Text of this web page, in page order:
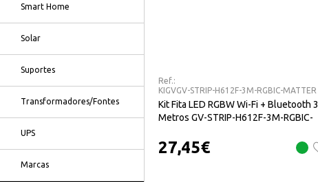
Smart Home
Solar
Suportes
Transformadores/Fontes
UPS
Marcas
Ref.:
KIGVGV-STRIP-H612F-3M-RGBIC-MATTER
Kit Fita LED RGBW Wi-Fi + Bluetooth 3
Metros GV-STRIP-H612F-3M-RGBIC-
27,45€